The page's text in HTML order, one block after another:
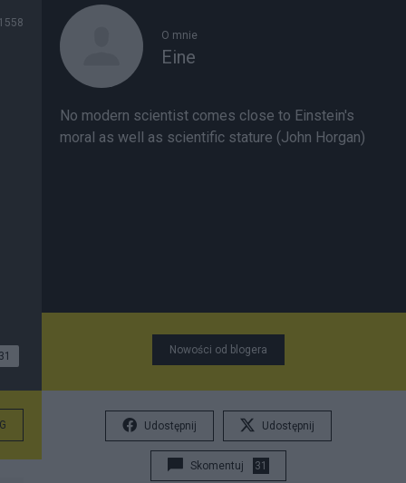
O mnie
Eine
No modern scientist comes close to Einstein's
moral as well as scientific stature (John Horgan)
Nowości od blogera
Udostępnij Udostępnij
Skomentuj 31